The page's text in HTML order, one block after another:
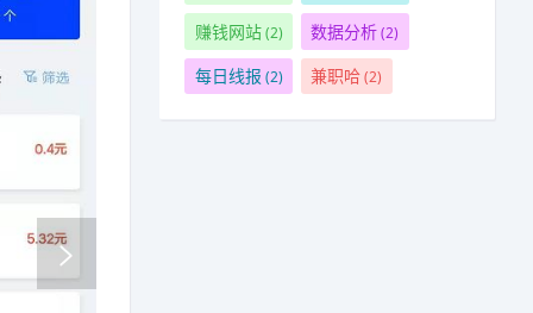
赚钱网站(2) 数据分析(2)
每日线报 (2) 兼职哈(2)